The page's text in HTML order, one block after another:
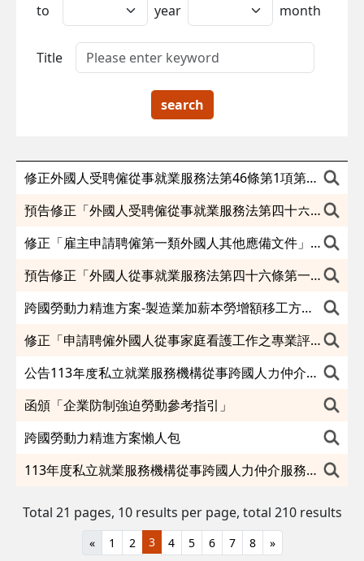
to
year month
Title
search
修正外國人受聘僱從事就業服務法第46條第1項第8款至第11款規定工作之轉換雇主或工作程序準則第7條及第13條附表1，業於115年4月11日發布，自115年4月13日生效
預告修正「外國人受聘僱從事就業服務法第四十六條第一項第八款至第十一款規定工作之轉換雇主或工作程序準則」第十三條附表一
修正「雇主申請聘僱第一類外國人其他應備文件」第三點，並自即日起生效。
預告修正「外國人從事就業服務法第四十六條第一項第八款至第十款工作資格及審查標準」部分條文
跨國勞動力精進方案-製造業加薪本勞增額移工方案及申審流程說明
修正「申請聘僱外國人從事家庭看護工作之專業評估被看護者醫療機構」，並自即日生效。
公告113年度私立就業服務機構從事跨國人力仲介服務品質評鑑補評仲介機構評鑑成績
函頒「企業防制強迫勞動參考指引」
跨國勞動力精進方案懶人包
113年度私立就業服務機構從事跨國人力仲介服務品質評鑑須補行評鑑之機構名單
Total 21 pages, 10 results per page, total 210 results
« 1 2 3 4 5 6 7 8 »